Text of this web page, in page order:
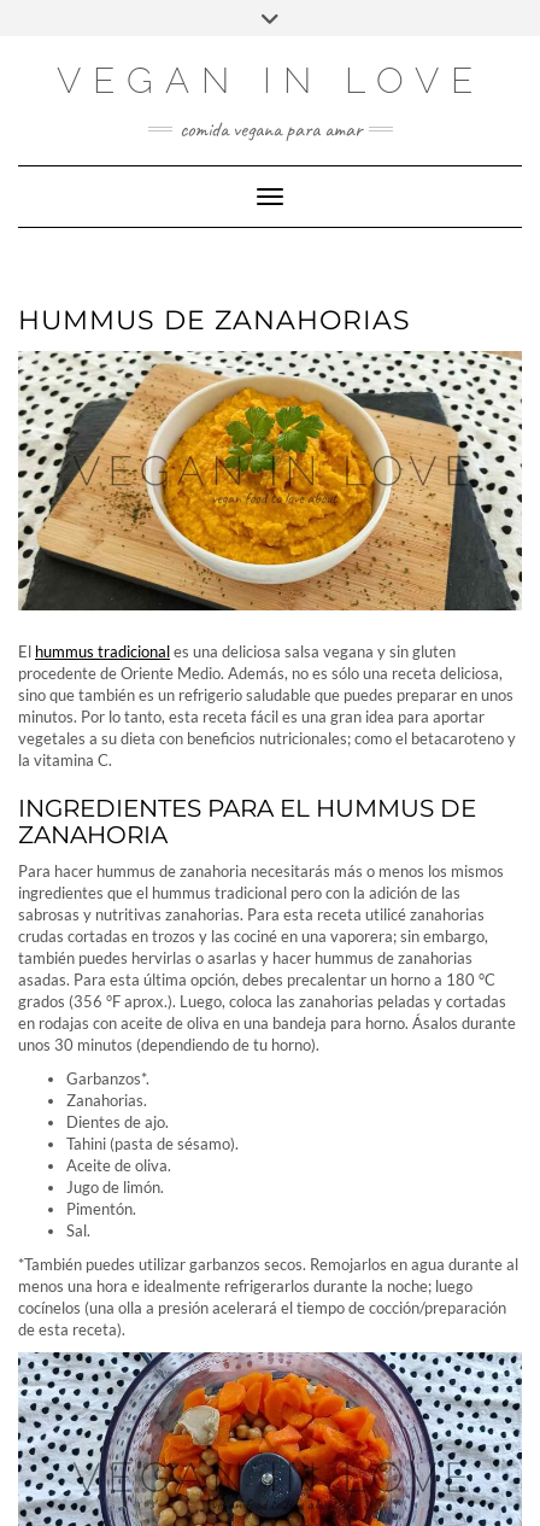
Elegir
cabecera
VEGAN IN LOVE
comida vegana para amar
Cambiar modo de navegación
HUMMUS DE ZANAHORIAS
El hummus tradicionales una deliciosa salsa vegana y sin gluten
procedente de Oriente Medio. Además, no es sólo una receta deliciosa,
sino que también es un refrigerio saludable que puedes preparar en unos
minutos. Por lo tanto, esta receta fácil es una gran idea para aportar
vegetales a su dieta con beneficios nutricionales; como el betacaroteno y
la vitamina C.
INGREDIENTES PARA EL HUMMUS DE
ZANAHORIA
Para hacer hummus de zanahoria necesitarás más o menos los mismos
ingredientes que el hummus tradicional pero con la adición de las
sabrosas y nutritivas zanahorias. Para esta receta utilicé zanahorias
crudas cortadas en trozos y las cociné en una vaporera; sin embargo,
también puedes hervirlas o asarlas y hacer hummus de zanahorias
asadas. Para esta última opción, debes precalentar un horno a 180 °C
grados (356 °F aprox.). Luego, coloca las zanahorias peladas y cortadas
en rodajas con aceite de oliva en una bandeja para horno. Ásalos durante
unos 30 minutos (dependiendo de tu horno).
Garbanzos*.
Zanahorias.
Dientes de ajo.
Tahini (pasta de sésamo).
Aceite de oliva.
Jugo de limón.
Pimentón.
Sal.
*También puedes utilizar garbanzos secos. Remojarlos en agua durante al
menos una hora e idealmente refrigerarlos durante la noche; luego
cocínelos (una olla a presión acelerará el tiempo de cocción/preparación
de esta receta).